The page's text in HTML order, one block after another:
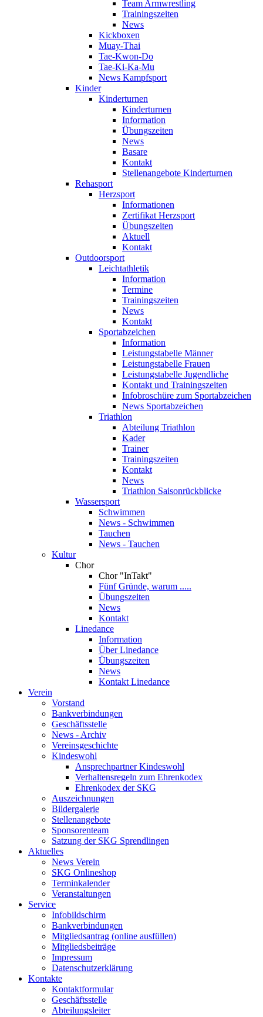
Team Armwrestling
Trainingszeiten
News
Kickboxen
Muay-Thai
Tae-Kwon-Do
Tae-Ki-Ka-Mu
News Kampfsport
Kinder
Kinderturnen
Kinderturnen
Information
Übungszeiten
News
Basare
Kontakt
Stellenangebote Kinderturnen
Rehasport
Herzsport
Informationen
Zertifikat Herzsport
Übungszeiten
Aktuell
Kontakt
Outdoorsport
Leichtathletik
Information
Termine
Trainingszeiten
News
Kontakt
Sportabzeichen
Information
Leistungstabelle Männer
Leistungstabelle Frauen
Leistungstabelle Jugendliche
Kontakt und Trainingszeiten
Infobroschüre zum Sportabzeichen
News Sportabzeichen
Triathlon
Abteilung Triathlon
Kader
Trainer
Trainingszeiten
Kontakt
News
Triathlon Saisonrückblicke
Wassersport
Schwimmen
News - Schwimmen
Tauchen
News - Tauchen
Kultur
Chor
Chor "InTakt"
Fünf Gründe, warum .....
Übungszeiten
News
Kontakt
Linedance
Information
Über Linedance
Übungszeiten
News
Kontakt Linedance
Verein
Vorstand
Bankverbindungen
Geschäftsstelle
News - Archiv
Vereinsgeschichte
Kindeswohl
Ansprechpartner Kindeswohl
Verhaltensregeln zum Ehrenkodex
Ehrenkodex der SKG
Auszeichnungen
Bildergalerie
Stellenangebote
Sponsorenteam
Satzung der SKG Sprendlingen
Aktuelles
News Verein
SKG Onlineshop
Terminkalender
Veranstaltungen
Service
Infobildschirm
Bankverbindungen
Mitgliedsantrag (online ausfüllen)
Mitgliedsbeiträge
Impressum
Datenschutzerklärung
Kontakte
Kontaktformular
Geschäftsstelle
Abteilungsleiter